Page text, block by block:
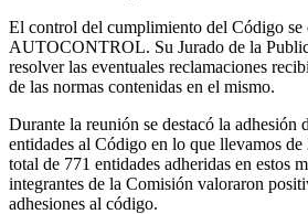
El control del cumplimiento del Código se
AUTOCONTROL. Su Jurado de la
resolver las eventuales reclamaciones
de las normas contenidas en el mismo.
Durante la reunión se destacó la adhesión
entidades al Código en lo que llevamos
total de 771 entidades adheridas en estos
integrantes de la Comisión valoraron
adhesiones al código.